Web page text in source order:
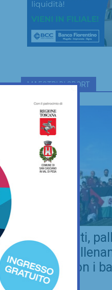
MAESTRI DI SPORT
Real Chianti,
bellezza:
insieme con i
Saharawi